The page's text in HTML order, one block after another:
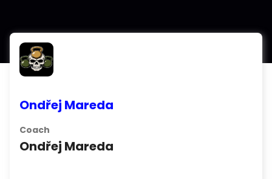
Ondřej Mareda
Coach
Ondřej Mareda